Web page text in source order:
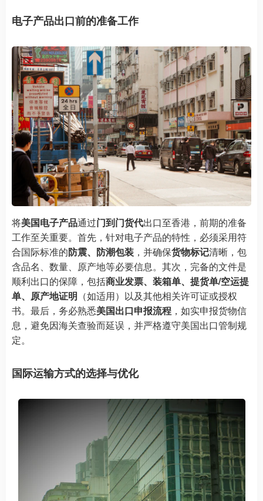
电子产品出口前的准备工作
将美国电子产品通过门到门货代出口至香港，前期的准备
工作至关重要。首先，针对电子产品的特性，必须采用符
合国际标准的防震、防潮包装 ，并确保货物标记清晰，包
含品名、数量、原产地等必要信息。其次，完备的文件是
顺利出口的保障，包括商业发票、装箱单、提货单/空运提
单、原产地证明 （如适用）以及其他相关许可证或授权
书。最后，务必熟悉美国出口申报流程 ，如实申报货物信
息，避免因海关查验而延误，并严格遵守美国出口管制规
定。
国际运输方式的选择与优化